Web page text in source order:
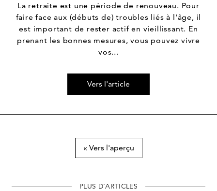
La retraite est une période de renouveau. Pour
faire face aux (débuts de) troubles liés à l'âge, il
est important de rester actif en vieillissant. En
prenant les bonnes mesures, vous pouvez vivre
vos...
Vers l'article
« Vers l'aperçu
PLUS D'ARTICLES